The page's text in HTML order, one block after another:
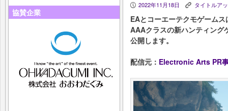
協賛企業
P 2022年11月18日 K タイトルア
EAとコーエーテクモゲームス
AAAクラスの新ハンティング
公開します。
配信元： Electronic Arts PR